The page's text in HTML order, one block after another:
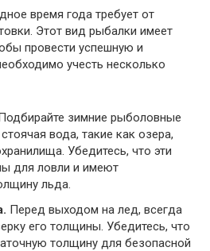
время года требует от
Этот вид рыбалки имеет
провести успешную и
учесть несколько
зимние рыболовные
вода, такие как озера,
Убедитесь, что эти
для ловли и имеют
льда.
Перед выходом на лед, всегда
его толщины. Убедитесь, что
толщину для безопасной